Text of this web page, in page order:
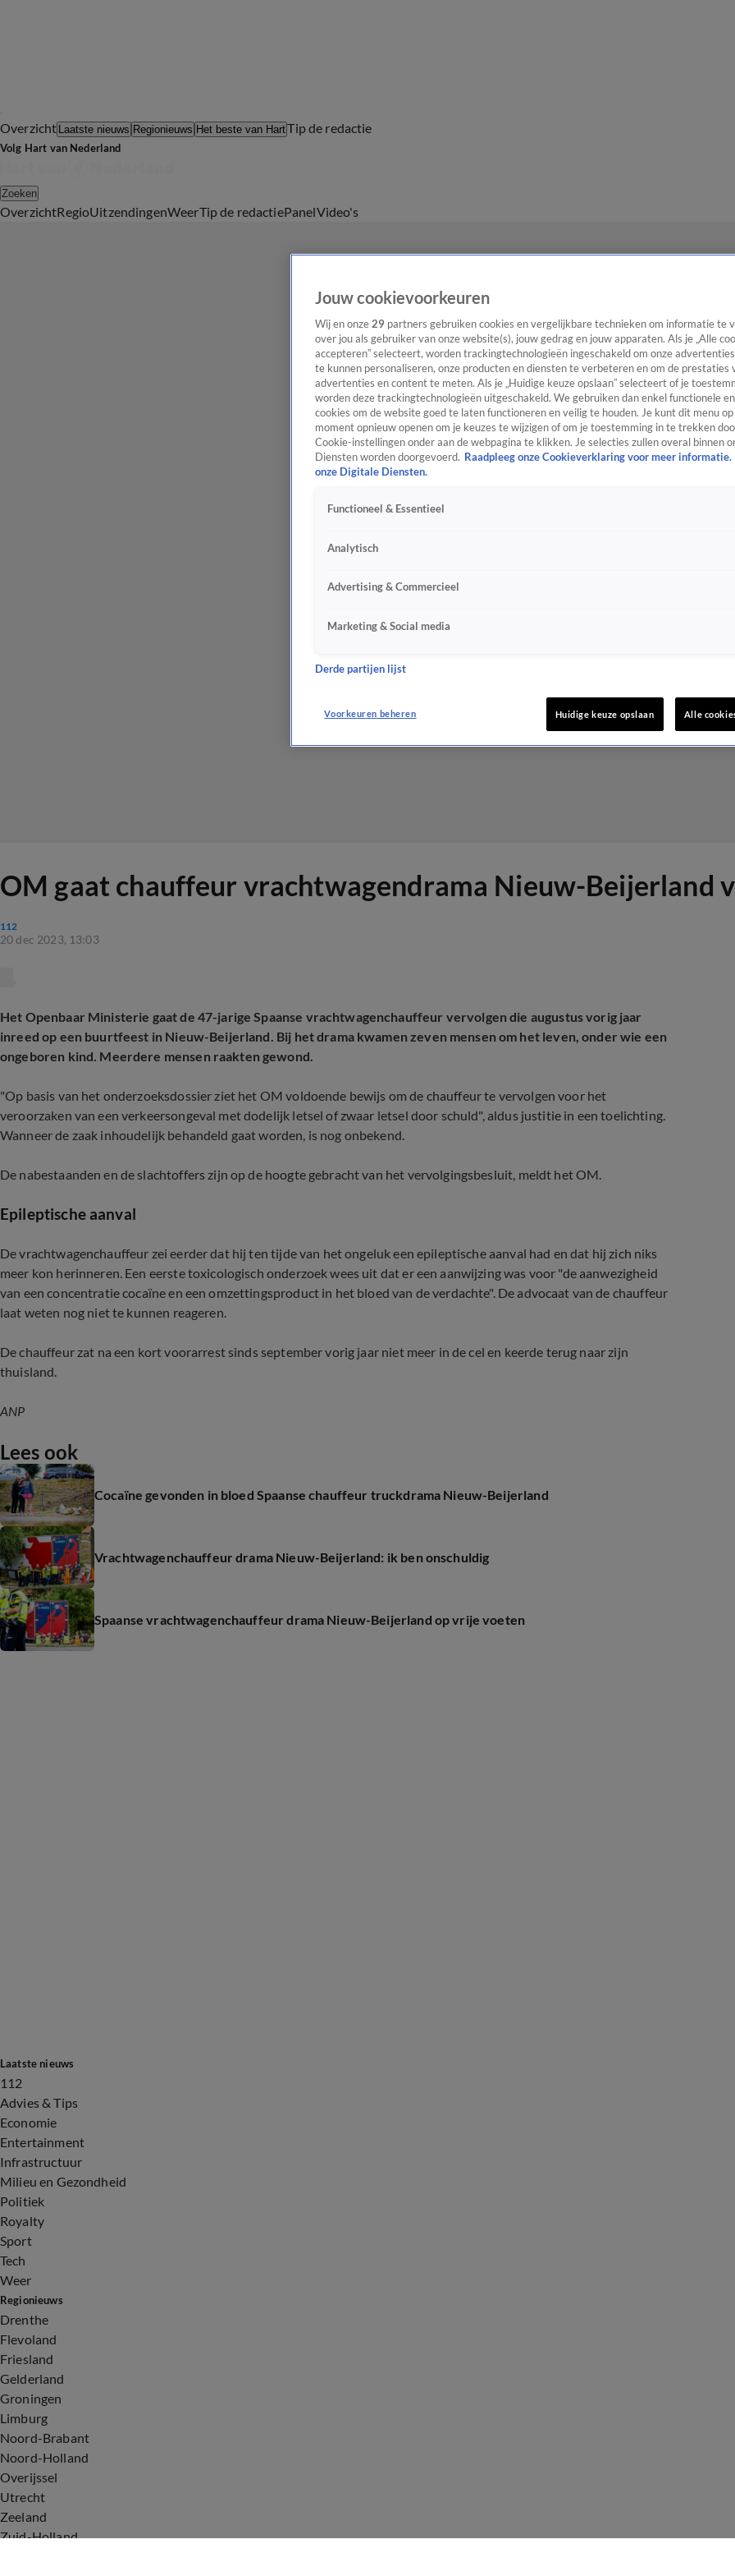
Overzicht Laatste nieuws Regionieuws Het beste van HartTip de redactie
Volg Hart van Nederland
Zoeken
OverzichtRegioUitzendingenWeerTip de redactiePanelVideo's
OM gaat chauffeur vrachtwagendrama Nieuw-Beijerland
112
20 dec 2023, 13:03
Het Openbaar Ministerie gaat de 47-jarige Spaanse vrachtwagenchauffeur vervolgen die augustus vorig jaar
inreed op een buurtfeest in Nieuw-Beijerland. Bij het drama kwamen zeven mensen om het leven, onder wie een
ongeboren kind. Meerdere mensen raakten gewond.
"Op basis van het onderzoeksdossier ziet het OM voldoende bewijs om de chauffeur te vervolgen voor het
veroorzaken van een verkeersongeval met dodelijk letsel of zwaar letsel door schuld", aldus justitie in een toelichting.
Wanneer de zaak inhoudelijk behandeld gaat worden, is nog onbekend.
De nabestaanden en de slachtoffers zijn op de hoogte gebracht van het vervolgingsbesluit, meldt het OM.
Epileptische aanval
De vrachtwagenchauffeur zei eerder dat hij ten tijde van het ongeluk een epileptische aanval had en dat hij zich niks
meer kon herinneren. Een eerste toxicologisch onderzoek wees uit dat er een aanwijzing was voor "de aanwezigheid
van een concentratie cocaïne en een omzettingsproduct in het bloed van de verdachte". De advocaat van de chauffeur
laat weten nog niet te kunnen reageren.
De chauffeur zat na een kort voorarrest sinds september vorig jaar niet meer in de cel en keerde terug naar zijn
thuisland.
ANP
Lees ook
Cocaïne gevonden in bloed Spaanse chauffeur truckdrama Nieuw-Beijerland
Vrachtwagenchauffeur drama Nieuw-Beijerland: ik ben onschuldig
Spaanse vrachtwagenchauffeur drama Nieuw-Beijerland op vrije voeten
Laatste nieuws
112
Advies & Tips
Economie
Entertainment
Infrastructuur
Milieu en Gezondheid
Politiek
Royalty
Sport
Tech
Weer
Regionieuws
Drenthe
Flevoland
Friesland
Gelderland
Groningen
Limburg
Noord-Brabant
Noord-Holland
Overijssel
Utrecht
Zeeland
Zuid-Holland
Jouw cookievoorkeuren
Wij en onze 29 partners gebruiken cookies en vergelijkbare technieken om informatie te
over jou als gebruiker van onze website(s), jouw gedrag en jouw apparaten. Als je „Alle
accepteren” selecteert, worden trackingtechnologieën ingeschakeld om onze
te kunnen personaliseren, onze producten en diensten te verbeteren en om de prestaties
advertenties en content te meten. Als je „Huidige keuze opslaan” selecteert of je
worden deze trackingtechnologieën uitgeschakeld. We gebruiken dan enkel functionele
cookies om de website goed te laten functioneren en veilig te houden. Je kunt dit menu
moment opnieuw openen om je keuzes te wijzigen of om je toestemming in te trekken
Cookie-instellingen onder aan de webpagina te klikken. Je selecties zullen overal binnen
Diensten worden doorgevoerd. Raadpleeg onze Cookieverklaring voor meer informatie.
onze Digitale Diensten.
Functioneel & Essentieel
Analytisch
Advertising & Commercieel
Marketing & Social media
Derde partijen lijst
Voorkeuren beheren Huidige keuze opslaan Alle